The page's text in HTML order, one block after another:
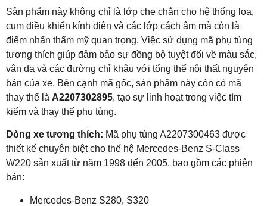
Sản phẩm này không chỉ là lớp che chắn cho hệ thống loa,
cụm điều khiển kính điện và các lớp cách âm mà còn là
điểm nhấn thẩm mỹ quan trọng. Việc sử dụng mã phụ tùng
tương thích giúp đảm bảo sự đồng bộ tuyệt đối về màu sắc,
vân da và các đường chỉ khâu với tổng thể nội thất nguyên
bản của xe. Bên cạnh mã gốc, sản phẩm này còn có mã
thay thế là A2207302895, tạo sự linh hoạt trong việc tìm
kiếm và thay thế phụ tùng.
Dòng xe tương thích: Mã phụ tùng A2207300463 được
thiết kế chuyên biệt cho thế hệ Mercedes-Benz S-Class
W220 sản xuất từ năm 1998 đến 2005, bao gồm các phiên
bản:
Mercedes-Benz S280, S320